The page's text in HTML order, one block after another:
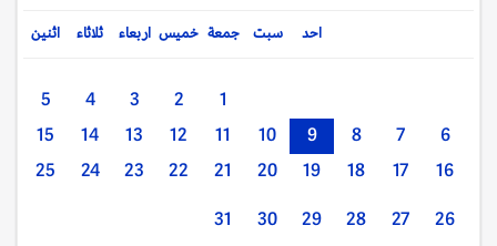
اثنين ثلاثاء اربعاء خميس جمعة سبت احد
1
2
3
4
5
6
7
8
9
10
11
12
13
14
15
16
17
18
19
20
21
22
23
24
25
26
27
28
29
30
31